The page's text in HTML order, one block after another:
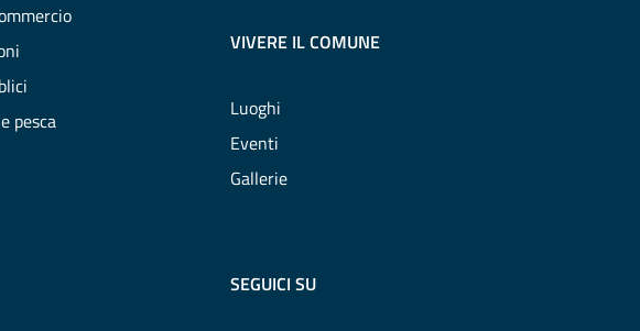
pesca
VIVERE IL COMUNE
Luoghi
Eventi
Gallerie
SEGUICI SU